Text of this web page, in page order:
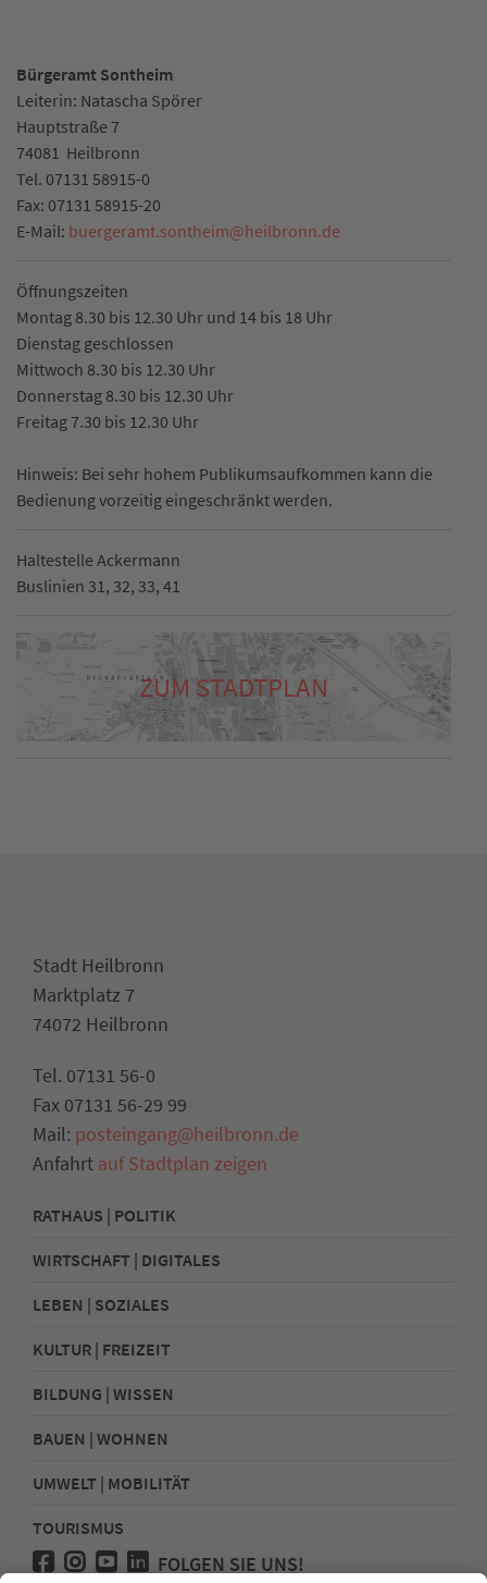
Bürgeramt Sontheim
Leiterin: Natascha Spörer
Hauptstraße 7
74081 Heilbronn
Tel. 07131 58915-0
Fax: 07131 58915-20
E-Mail: buergeramt.sontheim@heilbronn.de
Öffnungszeiten
Montag 8.30 bis 12.30 Uhr und 14 bis 18 Uhr
Dienstag geschlossen
Mittwoch 8.30 bis 12.30 Uhr
Donnerstag 8.30 bis 12.30 Uhr
Freitag 7.30 bis 12.30 Uhr
Hinweis: Bei sehr hohem Publikumsaufkommen kann die
Bedienung vorzeitig eingeschränkt werden.
Haltestelle Ackermann
Buslinien 31, 32, 33, 41
ZUM STADTPLAN
Stadt Heilbronn
Marktplatz 7
74072 Heilbronn
Tel. 07131 56-0
Fax 07131 56-29 99
Mail: posteingang@heilbronn.de
Anfahrt auf Stadtplan zeigen
RATHAUS | POLITIK
WIRTSCHAFT | DIGITALES
LEBEN | SOZIALES
KULTUR | FREIZEIT
BILDUNG | WISSEN
BAUEN | WOHNEN
UMWELT | MOBILITÄT
TOURISMUS
FOLGEN SIE UNS!